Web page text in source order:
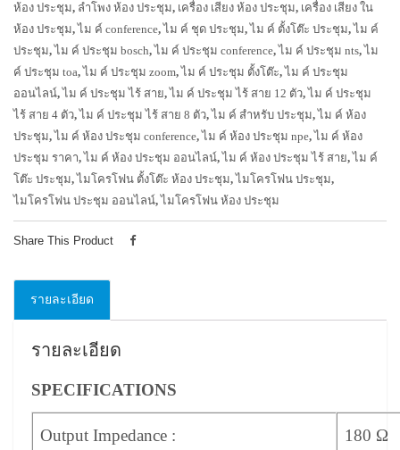
ห้อง ประชุม, ลำโพง ห้อง ประชุม, เครื่อง เสียง ห้อง ประชุม, เครื่อง เสียง ใน
ห้อง ประชุม,ไม ค์ conference,ไม ค์ ชุด ประชุม,ไม ค์ ตั้งโต๊ะ ประชุม,ไม ค์
ประชุม,ไม ค์ ประชุม bosch,ไม ค์ ประชุม conference,ไม ค์ ประชุม nts,ไม
ค์ ประชุม toa,ไม ค์ ประชุม zoom,ไม ค์ ประชุม ตั้งโต๊ะ,ไม ค์ ประชุม
ออนไลน์,ไม ค์ ประชุม ไร้ สาย,ไม ค์ ประชุม ไร้ สาย 12 ตัว,ไม ค์ ประชุม
ไร้ สาย 4 ตัว,ไม ค์ ประชุม ไร้ สาย 8 ตัว,ไม ค์ สำหรับ ประชุม,ไม ค์ ห้อง
ประชุม,ไม ค์ ห้อง ประชุม conference,ไม ค์ ห้อง ประชุม npe,ไม ค์ ห้อง
ประชุม ราคา,ไม ค์ ห้อง ประชุม ออนไลน์,ไม ค์ ห้อง ประชุม ไร้ สาย,ไม ค์
โต๊ะ ประชุม,ไมโครโฟน ตั้งโต๊ะ ห้อง ประชุม,ไมโครโฟน ประชุม,
ไมโครโฟน ประชุม ออนไลน์,ไมโครโฟน ห้อง ประชุม
Share This Product
รายละเอียด
รายละเอียด
SPECIFICATIONS
Output Impedance : 180 Ω